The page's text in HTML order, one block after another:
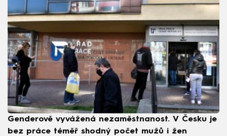
Genderově vyvážená nezaměstnanost. V Česku je
bez práce téměř shodný počet mužů i žen